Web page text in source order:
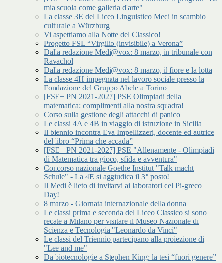
mia scuola come galleria d'arte"
La classe 3E del Liceo Linguistico Medi in scambio
culturale a Würzburg
Vi aspettiamo alla Notte del Classico!
Progetto FSL “Virgilio (invisibile) a Verona”
Dalla redazione Medi@vox: 8 marzo, in tribunale con
Ravachol
Dalla redazione Medi@vox: 8 marzo, il fiore e la lotta
La classe 4H impegnata nel lavoro sociale presso la
Fondazione del Gruppo Abele a Torino
[FSE+ PN 2021-2027] PSE Olimpiadi della
matematica: complimenti alla nostra squadra!
Corso sulla gestione degli attacchi di panico
Le classi 4A e 4B in viaggio di istruzione in Sicilia
Il biennio incontra Eva Impellizzeri, docente ed autrice
del libro “Prima che accada”
[FSE+ PN 2021-2027] PSE "Allenamente - Olimpiadi
di Matematica tra gioco, sfida e avventura"
Concorso nazionale Goethe Institut "Talk macht
Schule" - La 4E si aggiudica il 3° posto!
Il Medi è lieto di invitarvi ai laboratori del Pi-greco
Day!
8 marzo - Giornata internazionale della donna
Le classi prima e seconda del Liceo Classico si sono
recate a Milano per visitare il Museo Nazionale di
Scienza e Tecnologia "Leonardo da Vinci"
Le classi del Triennio partecipano alla proiezione di
"Lee and me"
Da biotecnologie a Stephen King: la tesi “fuori genere”